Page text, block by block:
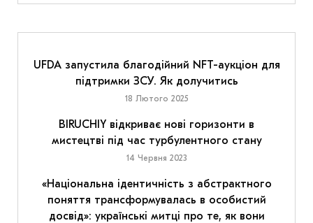
UFDA запустила благодійний NFT-аукціон для
підтримки ЗСУ. Як долучитись
18 Лютого 2025
BIRUCHIY відкриває нові горизонти в
мистецтві під час турбулентного стану
14 Червня 2023
«Національна ідентичність з абстрактного
поняття трансформувалась в особистий
досвід»: українські митці про те, як вони